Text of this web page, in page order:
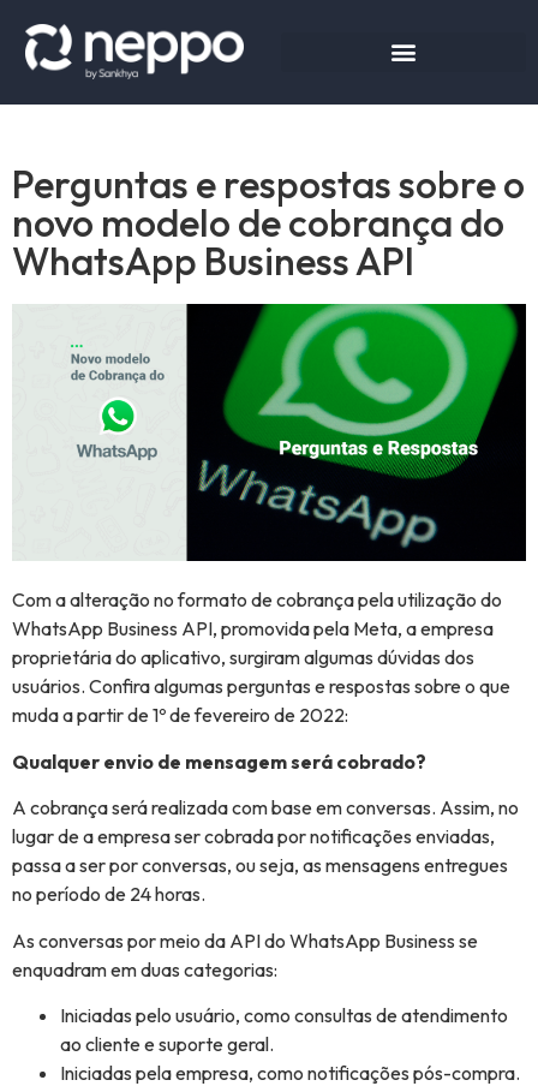
Perguntas e respostas sobre o
novo modelo de cobrança do
WhatsApp Business API
Com a alteração no formato de cobrança pela utilização do
WhatsApp Business API, promovida pela Meta, a empresa
proprietária do aplicativo, surgiram algumas dúvidas dos
usuários. Confira algumas perguntas e respostas sobre o que
muda a partir de 1º de fevereiro de 2022:
Qualquer envio de mensagem será cobrado?
A cobrança será realizada com base em conversas. Assim, no
lugar de a empresa ser cobrada por notificações enviadas,
passa a ser por conversas, ou seja, as mensagens entregues
no período de 24 horas.
As conversas por meio da API do WhatsApp Business se
enquadram em duas categorias:
Iniciadas pelo usuário, como consultas de atendimento
ao cliente e suporte geral.
Iniciadas pela empresa, como notificações pós-compra.